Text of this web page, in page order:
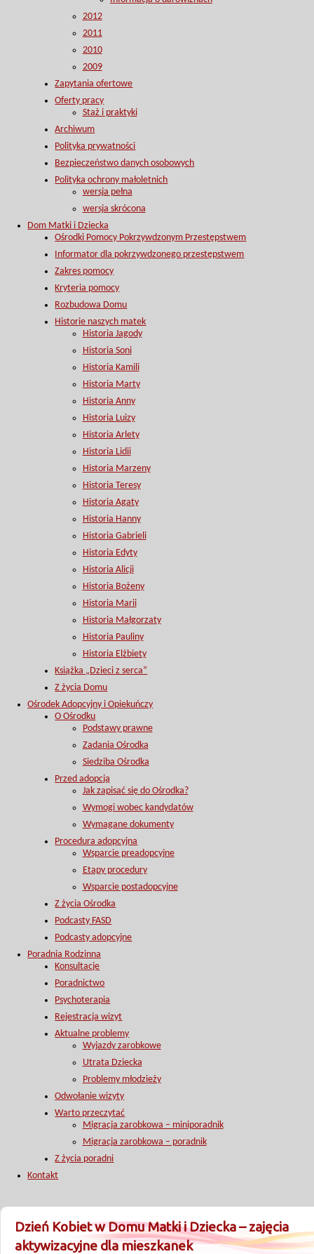
2012
2011
2010
2009
Zapytania ofertowe
Oferty pracy
Staż i praktyki
Archiwum
Polityka prywatności
Bezpieczeństwo danych osobowych
Polityka ochrony małoletnich
wersja pełna
wersja skrócona
Dom Matki i Dziecka
Ośrodki Pomocy Pokrzywdzonym Przestępstwem
Informator dla pokrzywdzonego przestępstwem
Zakres pomocy
Kryteria pomocy
Rozbudowa Domu
Historie naszych matek
Historia Jagody
Historia Soni
Historia Kamili
Historia Marty
Historia Anny
Historia Luizy
Historia Arlety
Historia Lidii
Historia Marzeny
Historia Teresy
Historia Agaty
Historia Hanny
Historia Gabrieli
Historia Edyty
Historia Alicji
Historia Bożeny
Historia Marii
Historia Małgorzaty
Historia Pauliny
Historia Elżbiety
Książka „Dzieci z serca”
Z życia Domu
Ośrodek Adopcyjny i Opiekuńczy
O Ośrodku
Podstawy prawne
Zadania Ośrodka
Siedziba Ośrodka
Przed adopcją
Jak zapisać się do Ośrodka?
Wymogi wobec kandydatów
Wymagane dokumenty
Procedura adopcyjna
Wsparcie preadopcyjne
Etapy procedury
Wsparcie postadopcyjne
Z życia Ośrodka
Podcasty FASD
Podcasty adopcyjne
Poradnia Rodzinna
Konsultacje
Poradnictwo
Psychoterapia
Rejestracja wizyt
Aktualne problemy
Wyjazdy zarobkowe
Utrata Dziecka
Problemy młodzieży
Odwołanie wizyty
Warto przeczytać
Migracja zarobkowa – miniporadnik
Migracja zarobkowa – poradnik
Z życia poradni
Kontakt
Dzień Kobiet w Domu Matki i Dziecka – zajęcia
aktywizacyjne dla mieszkanek